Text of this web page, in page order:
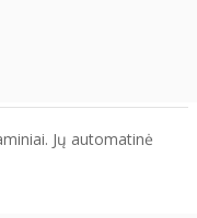
Jų automatinė